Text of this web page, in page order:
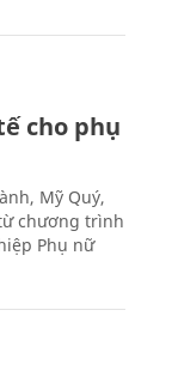
cho phụ
Mỹ Quý,
chương trình
Phụ nữ